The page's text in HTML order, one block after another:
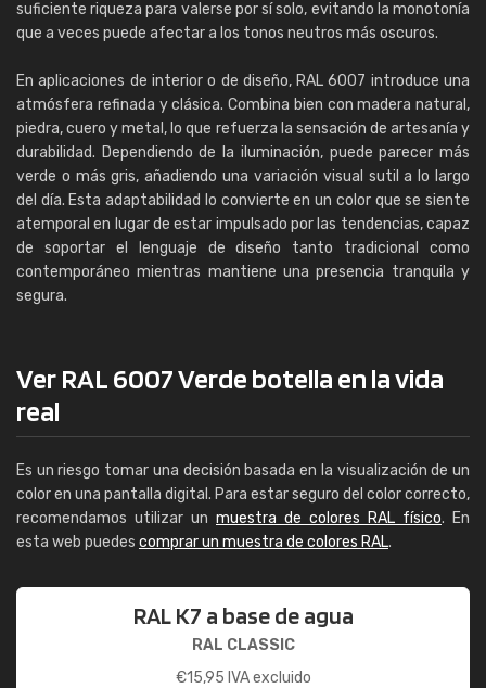
suficiente riqueza para valerse por sí solo, evitando la monotonía
que a veces puede afectar a los tonos neutros más oscuros.
En aplicaciones de interior o de diseño, RAL 6007 introduce una
atmósfera refinada y clásica. Combina bien con madera natural,
piedra, cuero y metal, lo que refuerza la sensación de artesanía y
durabilidad. Dependiendo de la iluminación, puede parecer más
verde o más gris, añadiendo una variación visual sutil a lo largo
del día. Esta adaptabilidad lo convierte en un color que se siente
atemporal en lugar de estar impulsado por las tendencias, capaz
de soportar el lenguaje de diseño tanto tradicional como
contemporáneo mientras mantiene una presencia tranquila y
segura.
Ver RAL 6007 Verde botella en la vida
real
Es un riesgo tomar una decisión basada en la visualización de un
color en una pantalla digital. Para estar seguro del color correcto,
recomendamos utilizar un muestra de colores RAL físico. En
esta web puedes comprar un muestra de colores RAL.
RAL K7 a base de agua
RAL CLASSIC
€15,95 IVA excluido